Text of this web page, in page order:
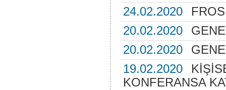
24.02.2020
20.02.2020
20.02.2020
19.02.2020
KONFERANSA